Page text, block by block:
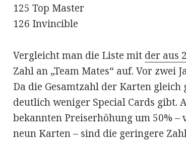
125 Top Master
126 Invincible
Vergleicht man die Liste mit der aus
Zahl an „Team Mates“ auf. Vor zwei
Da die Gesamtzahl der Karten gleich
deutlich weniger Special Cards gibt.
bekannten Preiserhöhung um 50%
neun Karten – sind die geringere